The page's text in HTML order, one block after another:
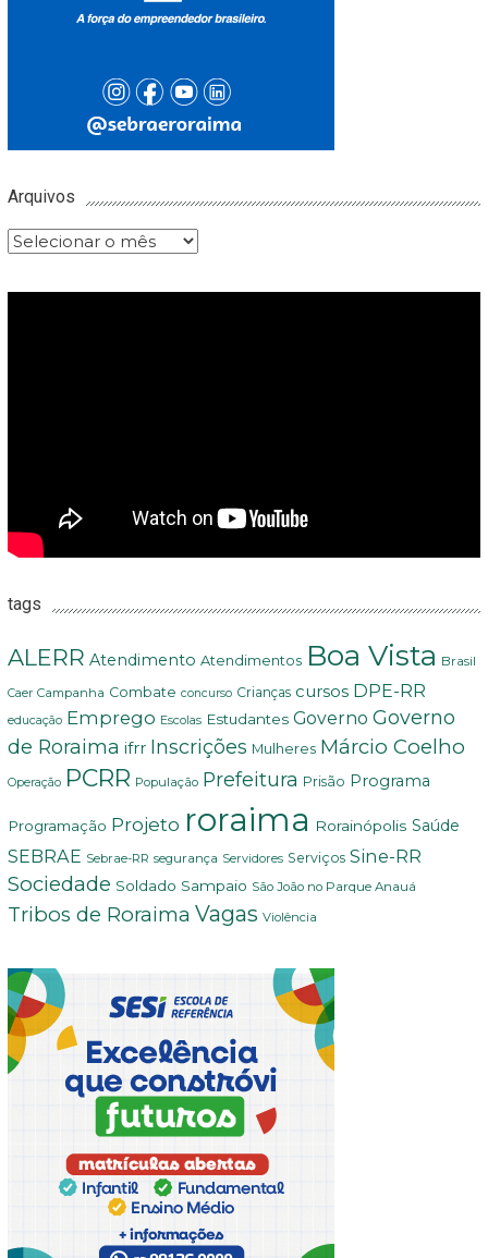
Arquivos
Arquivos
tags
ALERR Atendimento Atendimentos Boa Vista Brasil
Caer Campanha Combate concurso Crianças cursos DPE-RR
educação Emprego Escolas Estudantes Governo Governo
de Roraima ifrr Inscrições Mulheres Márcio Coelho
Operação PCRR População Prefeitura Prisão Programa
Programação Projeto roraima Rorainópolis Saúde
SEBRAE Sebrae-RR segurança Servidores Serviços Sine-RR
Sociedade Soldado Sampaio São João no Parque Anauá
Tribos de Roraima Vagas Violência